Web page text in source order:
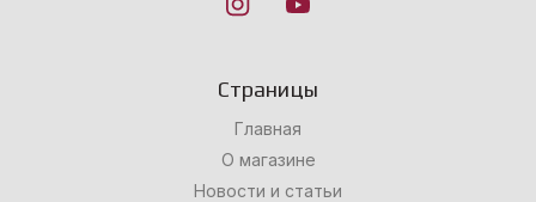
Страницы
Главная
О магазине
Новости и статьи